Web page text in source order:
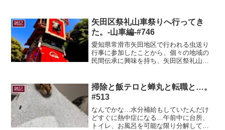
しいけど…軍資金と運気をかき集めなけ
れば！磨姫子
雑記
矢田区祭礼山車祭りへ行ってき
た。-山車編-#746
愛知県常滑市矢田地区で行われる虫送り
行事に参加したことから、個々の地域の
民間伝承に興味を持ち、矢田区祭礼山車
ともあり、各地区で装飾の違う山車を見
るのは楽しい。前日の雨の...
雑記
掃除と飯テロと蝉丸と転職と…。
#513
なんでかな…水分補給もしていたんだけ
どすぐに熱中症になる…午前中に台所、
トイレ、お風呂を可能な限り分解してガ